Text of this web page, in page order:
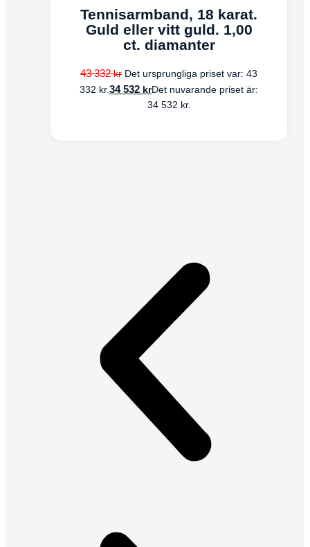
Tennisarmband, 18 karat.
Guld eller vitt guld. 1,00
ct. diamanter
43 332kr Det ursprungliga priset var: 43
332 kr. 34 532 krDet nuvarande priset är:
34 532 kr.